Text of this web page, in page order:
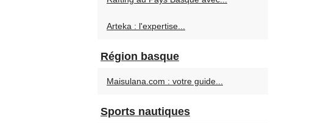
Arteka : l'expertise...
Région basque
Maisulana.com : votre guide...
Sports nautiques